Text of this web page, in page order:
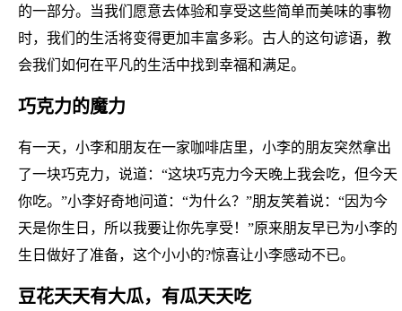
的一部分。当我们愿意去体验和享受这些简单而美味的事物
时，我们的生活将变得更加丰富多彩。古人的这句谚语，教
会我们如何在平凡的生活中找到幸福和满足。
巧克力的魔力
有一天，小李和朋友在一家咖啡店里，小李的朋友突然拿出
了一块巧克力，说道：“这块巧克力今天晚上我会吃，但今天
你吃。”小李好奇地问道：“为什么？”朋友笑着说：“因为今
天是你生日，所以我要让你先享受！”原来朋友早已为小李的
生日做好了准备，这个小小的?惊喜让小李感动不已。
豆花天天有大瓜，有瓜天天吃